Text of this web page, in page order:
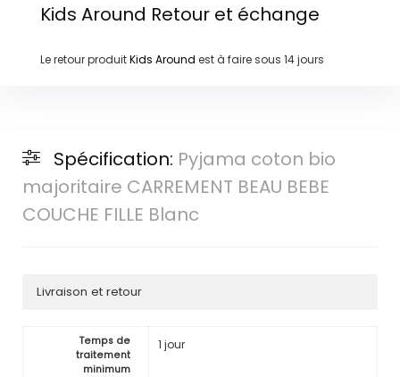
Kids Around Retour et échange
Le retour produitKids Around est à faire sous 14 jours
Spécification: Pyjama coton bio
majoritaire CARREMENT BEAU BEBE
COUCHE FILLE Blanc
Livraison et retour
Temps de
traitement
minimum
1 jour